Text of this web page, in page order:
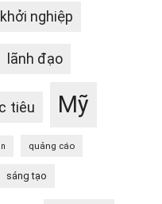
khởi nghiệp
lãnh đạo
tiêu Mỹ
quảng cáo
sáng tạo